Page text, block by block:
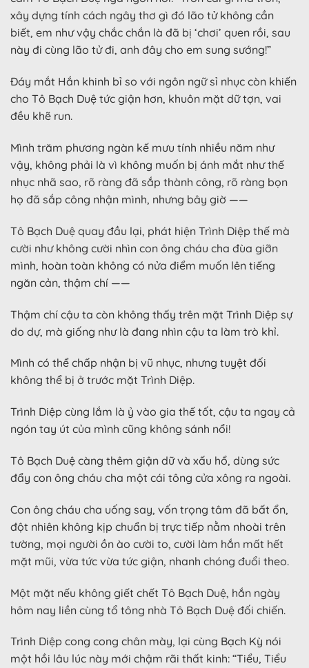
xây dựng tính cách ngây thơ gì đó lão tử không cần
biết, em như vậy chắc chắn là đã bị ‘chơi’ quen rồi, sau
này đi cùng lão tử đi, anh đây cho em sung sướng!”
Đáy mắt Hắn khinh bỉ so với ngôn ngữ sỉ nhục còn khiến
cho Tô Bạch Duệ tức giận hơn, khuôn mặt dữ tợn, vai
đều khẽ run.
Mình trăm phương ngàn kế mưu tính nhiều năm như
vậy, không phải là vì không muốn bị ánh mắt như thế
nhục nhã sao, rõ ràng đã sắp thành công, rõ ràng bọn
họ đã sắp công nhận mình, nhưng bây giờ ——
Tô Bạch Duệ quay đầu lại, phát hiện Trình Diệp thế mà
cười như không cười nhìn con ông cháu cha đùa giỡn
mình, hoàn toàn không có nửa điểm muốn lên tiếng
ngăn cản, thậm chí ——
Thậm chí cậu ta còn không thấy trên mặt Trình Diệp sự
do dự, mà giống như là đang nhìn cậu ta làm trò khỉ.
Mình có thể chấp nhận bị vũ nhục, nhưng tuyệt đối
không thể bị ở trước mặt Trình Diệp.
Trình Diệp cùng lắm là ỷ vào gia thế tốt, cậu ta ngay cả
ngón tay út của mình cũng không sánh nổi!
Tô Bạch Duệ càng thêm giận dữ và xấu hổ, dùng sức
đẩy con ông cháu cha một cái tông cửa xông ra ngoài.
Con ông cháu cha uống say, vốn trọng tâm đã bất ổn,
đột nhiên không kịp chuẩn bị trực tiếp nằm nhoài trên
tường, mọi người ồn ào cười to, cười làm hắn mất hết
mặt mũi, vừa tức vừa tức giận, nhanh chóng đuổi theo.
Một mặt nếu không giết chết Tô Bạch Duệ, hắn ngày
hôm nay liền cùng tổ tông nhà Tô Bạch Duệ đối chiến.
Trình Diệp cong cong chân mày, lại cùng Bạch Kỳ nói
một hồi lâu lúc này mới chậm rãi thất kinh: “Tiểu, Tiểu